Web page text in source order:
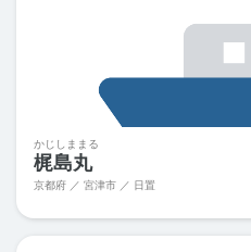
かじしままる
梶島丸
京都府 ／ 宮津市 ／ 日置